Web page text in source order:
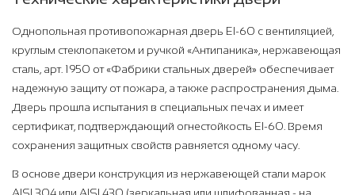
Однопольная противопожарная дверь EI-60 с вентиляцией,
круглым стеклопакетом и ручкой «Антипаника», нержавеющая
сталь, арт. 1950 от «Фабрики стальных дверей» обеспечивает
надежную защиту от пожара, а также распространения дыма.
Дверь прошла испытания в специальных печах и имеет
сертификат, подтверждающий огнестойкость EI-60. Время
сохранения защитных свойств равняется одному часу.
В основе двери конструкция из нержавеющей стали марок